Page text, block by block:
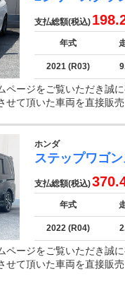
支払総額(税込)
年式
2021 (R03)
ページをご覧いただき誠
せて頂いた車両を直接販
ホンダ
ステップワゴ
支払総額(税込)
年式
2022 (R04)
ページをご覧いただき誠
せて頂いた車両を直接販